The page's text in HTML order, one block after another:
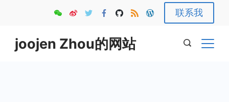
content
联系我
joojen Zhou的网站